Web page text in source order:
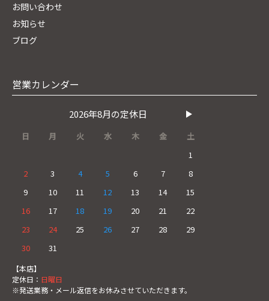
お問い合わせ
お知らせ
ブログ
営業カレンダー
2026年8月の定休日
日 月 火 水 木 金
土
1
2
3 4 5 6 7
8
9
10 11 12 13 14
15
16
17 18 19 20 21
22
23
24 25 26 27 28
29
30
31
【本店】
定休日： 日曜日
※発送業務・メール返信をお休みさせていただきます。